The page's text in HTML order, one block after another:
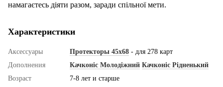
намагаєтесь діяти разом, заради спільної мети.
Характеристики
Аксессуары Протекторы 45x68 - для 278 карт
Дополнения
Качконіс Молодіжний Качконіс Рідненький
Возраст
7-8 лет и старше